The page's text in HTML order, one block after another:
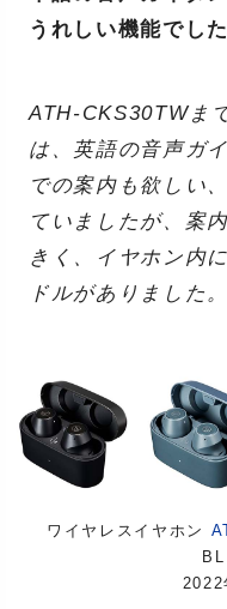
うれしい機能でした
ATH-CKS30TWま
は、英語の音声ガ
での案内も欲しい
ていましたが、案
きく、イヤホン内
ドルがありました。
ワイヤレスイヤホン
2022